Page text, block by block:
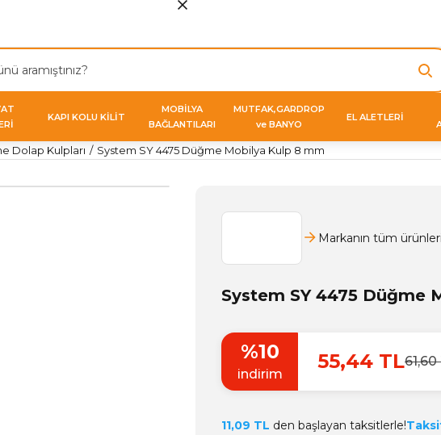
KAPI KOLU KİLİT
MOBİLYA
BAĞLANTILARI
MUTFAK,GARDROP
ve BANYO
EL ALETLERİ
Dolap Kulpları System SY 4475 Düğme Mobilya Kulp 8 mm
Markanın tüm ürünleri
System SY 4475 Düğme
%10
indirim
55,44 TL61,60
11,09 TL den başlayan taksitlerle!